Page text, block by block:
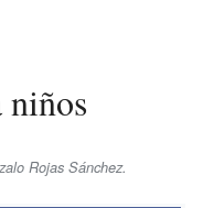
niños
Rojas Sánchez.